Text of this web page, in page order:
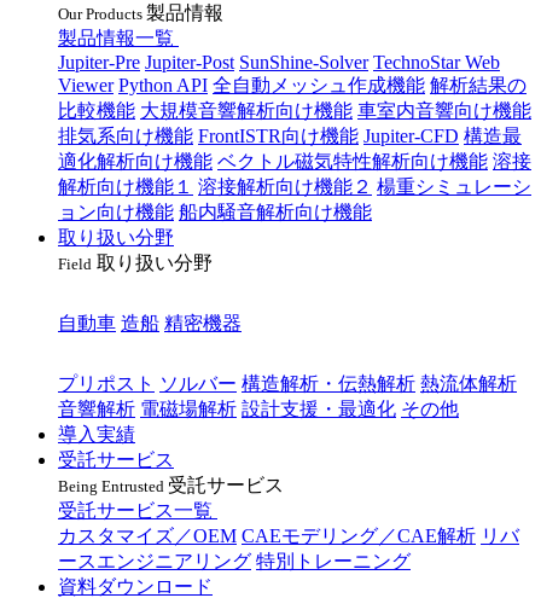
Our Products 製品情報
製品情報一覧
Jupiter-Pre Jupiter-Post SunShine-Solver TechnoStar Web
Viewer Python API 全自動メッシュ作成機能 解析結果の
比較機能 大規模音響解析向け機能 車室内音響向け機能
排気系向け機能 FrontISTR向け機能 Jupiter-CFD 構造最
適化解析向け機能 ベクトル磁気特性解析向け機能 溶接
解析向け機能１
溶接解析向け機能２ 楊重シミュレーシ
ョン向け機能 船内騒音解析向け機能
取り扱い分野
Field 取り扱い分野
自動車 造船 精密機器
プリポスト ソルバー 構造解析・伝熱解析 熱流体解析
音響解析 電磁場解析 設計支援・最適化 その他
導入実績
受託サービス
Being Entrusted 受託サービス
受託サービス一覧
カスタマイズ／OEM CAEモデリング／CAE解析 リバ
ースエンジニアリング 特別トレーニング
資料ダウンロード